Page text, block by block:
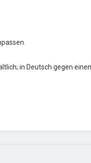
in Deutsch gegen einen